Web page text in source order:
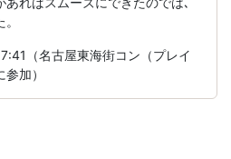
（名古屋東海街コン（プレイ
加）